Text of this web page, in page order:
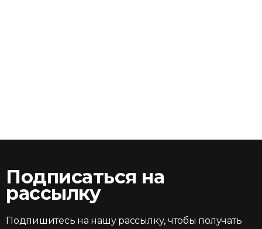
Подписаться на
рассылку
Подпишитесь на нашу рассылку, чтобы получать